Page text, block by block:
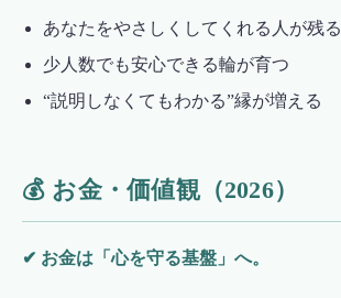
あなたをやさしくしてくれる人が残る
少人数でも安心できる輪が育つ
“説明しなくてもわかる”縁が増える
💰 お金・価値観（2026）
✔ お金は「心を守る基盤」へ。